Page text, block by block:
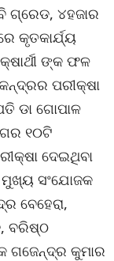
ଗ୍ରେଡ, ୪ହଜାର
କୃତକାର୍ଯ୍ୟ
ଙ୍କ ଫଳ
ପରୀକ୍ଷା
ଡା ଗୋପାଳ
୧୦ଟି
ଦେଇଥିବା
ମୁଖ୍ୟ ସଂଯୋଜକ
ବେହେରା,
ବରିଷ୍ଠ
ଗଜେନ୍ଦ୍ର କୁମାର